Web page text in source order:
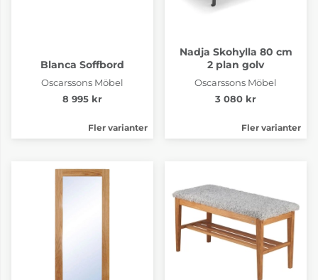
Blanca Soffbord
Oscarssons Möbel
8 995 kr
Fler varianter
Nadja Skohylla 80 cm
2 plan golv
Oscarssons Möbel
3 080 kr
Fler varianter